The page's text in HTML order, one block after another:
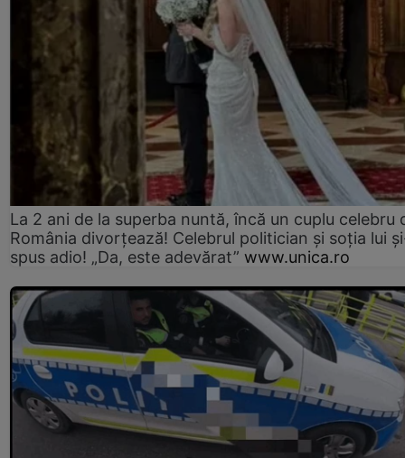
La 2 ani de la superba nuntă, încă un cuplu celebru
România divorțează! Celebrul politician și soția lui
spus adio! „Da, este adevărat” www.unica.ro